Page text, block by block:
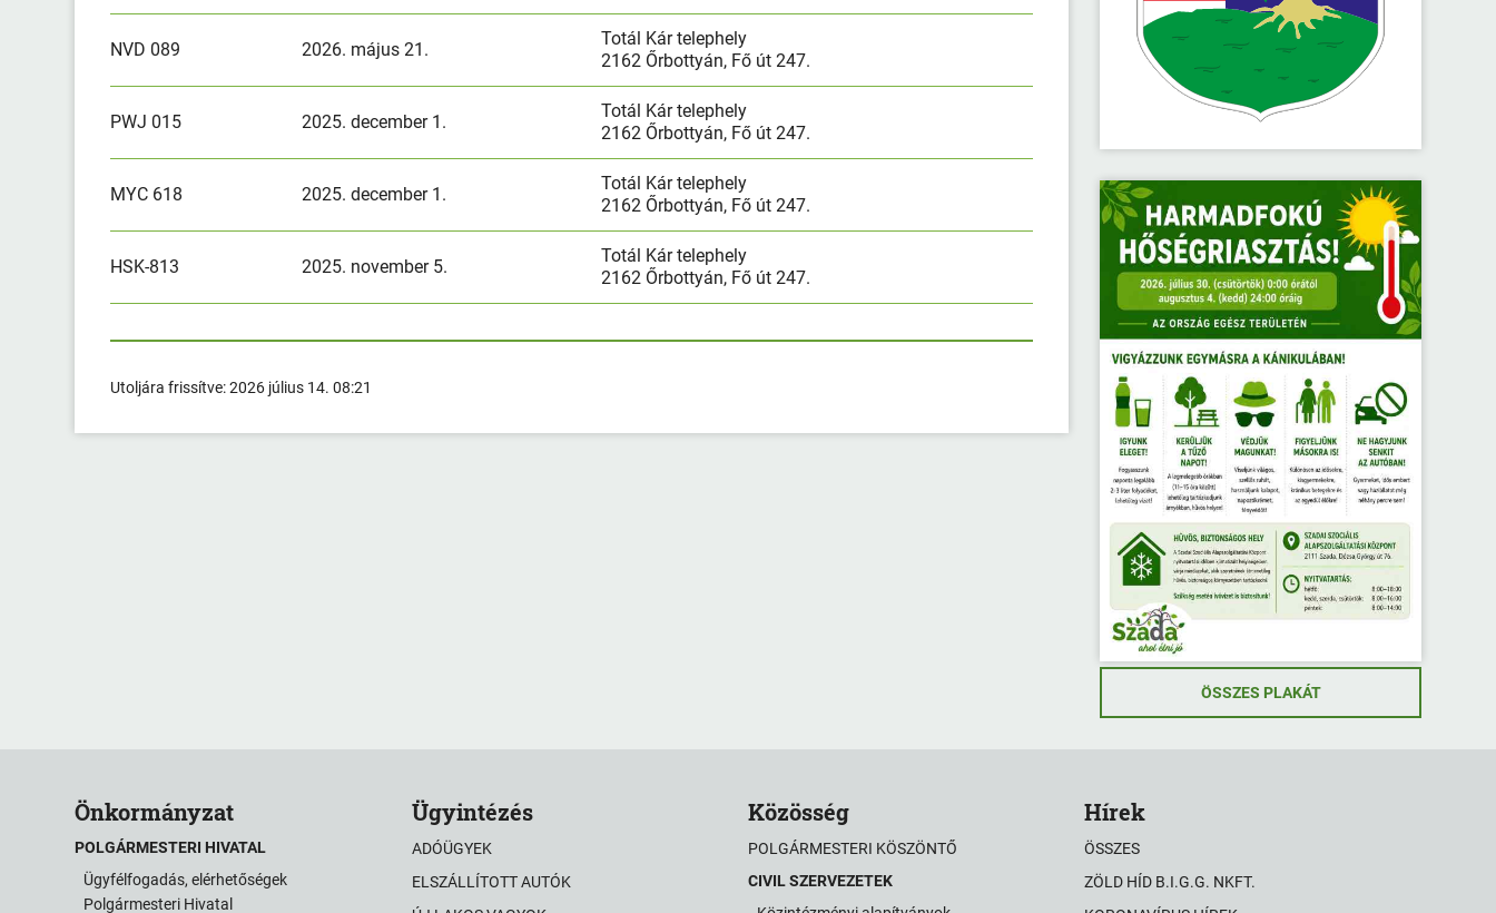
NVD 089 2026. május 21.
Totál Kár telephely
2162 Őrbottyán, Fő út 247.
PWJ 015 2025. december 1.
Totál Kár telephely
2162 Őrbottyán, Fő út 247.
MYC 618 2025. december 1.
Totál Kár telephely
2162 Őrbottyán, Fő út 247.
HSK-813 2025. november 5.
Totál Kár telephely
2162 Őrbottyán, Fő út 247.
Utoljára frissítve:2026 július 14. 08:21
ÖSSZES PLAKÁT
Önkormányzat
POLGÁRMESTERI HIVATAL
Ügyfélfogadás, elérhetőségek
Polgármesteri Hivatal
Ügyintézés
ADÓÜGYEK
ELSZÁLLÍTOTT AUTÓK
Közösség
POLGÁRMESTERI KÖSZÖNTŐ
CIVIL SZERVEZETEK
Hírek
ÖSSZES
ZÖLD HÍD B.I.G.G. NKFT.